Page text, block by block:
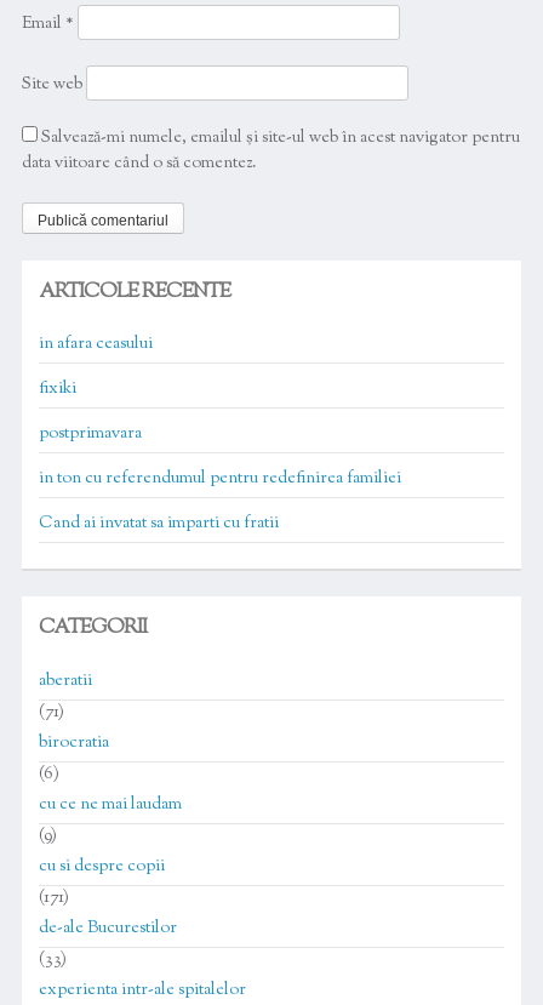
Email *
Site web
Salvează-mi numele, emailul și site-ul web în acest navigator pentru
data viitoare când o să comentez.
ARTICOLE RECENTE
in afara ceasului
fixiki
postprimavara
in ton cu referendumul pentru redefinirea familiei
Cand ai invatat sa imparti cu fratii
CATEGORII
aberatii
(71)
birocratia
(6)
cu ce ne mai laudam
(9)
cu si despre copii
(171)
de-ale Bucurestilor
(33)
experienta intr-ale spitalelor